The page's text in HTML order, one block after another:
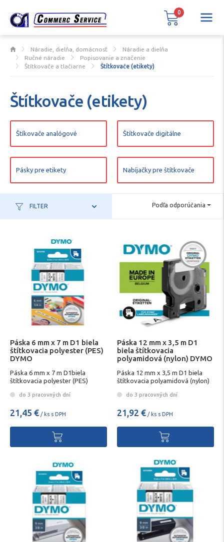
Náradie, dielňa, domácnosť
Náradie a dielňa
Ručné náradie
Popisovanie a značenie
Štítkovače a tlačiarne
Štítkovače (etikety)
Štítkovače (etikety)
Štíkovače analógové Štítkovače digitálne
Pásky pre etikety Nabíjačky pre štítkovače
FILTER Podľa odporúčania
Páska 6 mm x 7 m D1 biela
štítkovacia polyester (PES)
DYMO
Páska 6 mm x 7 m D1biela
štítkovacia polyester (PES)
do 3 pracovných dní
21,45 € / ks s DPH
Páska 12 mm x 3,5 m D1
biela štítkovacia
polyamidová (nylon) DYMO
Páska 12 mm x 3,5 m D1 biela
štítkovacia polyamidová (nylon)
do 3 pracovných dní
21,92 € / ks s DPH
0